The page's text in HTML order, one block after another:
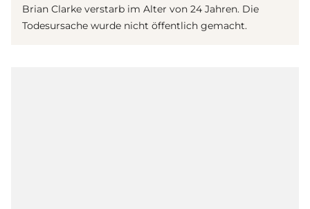
Brian Clarke verstarb im Alter von 24 Jahren. Die
Todesursache wurde nicht öffentlich gemacht.